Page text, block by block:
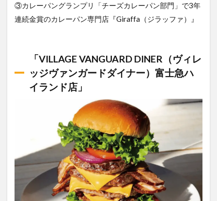
③カレーパングランプリ「チーズカレーパン部門」で3年
連続金賞のカレーパン専門店『Giraffa（ジラッファ）』
「VILLAGE VANGUARD DINER（ヴィレ
ッジヴァンガードダイナー）富士急ハ
イランド店」